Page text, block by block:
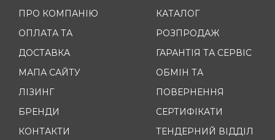
ПРО КОМПАНІЮ
ОПЛАТА ТА
ДОСТАВКА
МАПА САЙТУ
ЛІЗИНГ
БРЕНДИ
КОНТАКТИ
КАТАЛОГ
РОЗПРОДАЖ
ГАРАНТІЯ ТА СЕРВІС
ОБМІН ТА
ПОВЕРНЕННЯ
СЕРТИФІКАТИ
ТЕНДЕРНИЙ ВІДДІЛ